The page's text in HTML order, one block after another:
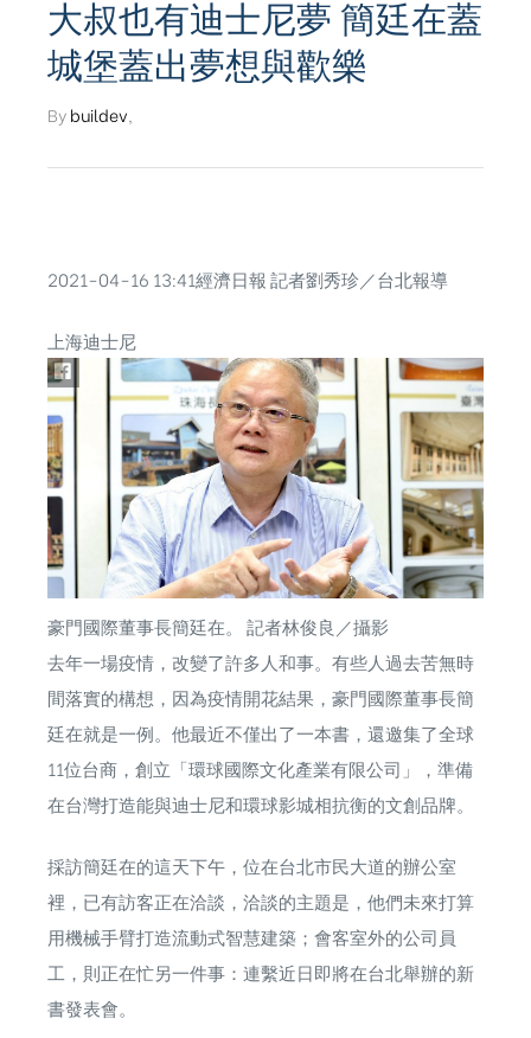
大叔也有迪士尼夢 簡廷在蓋
城堡蓋出夢想與歡樂
Bybuildev
2021-04-16 13:41經濟日報 記者劉秀珍／台北報導
上海迪士尼
豪門國際董事長簡廷在。 記者林俊良／攝影
去年一場疫情，改變了許多人和事。有些人過去苦無時
間落實的構想，因為疫情開花結果，豪門國際董事長簡
廷在就是一例。他最近不僅出了一本書，還邀集了全球
11位台商，創立「環球國際文化產業有限公司」，準備
在台灣打造能與迪士尼和環球影城相抗衡的文創品牌。
採訪簡廷在的這天下午，位在台北市民大道的辦公室
裡，已有訪客正在洽談，洽談的主題是，他們未來打算
用機械手臂打造流動式智慧建築；會客室外的公司員
工，則正在忙另一件事：連繫近日即將在台北舉辦的新
書發表會。